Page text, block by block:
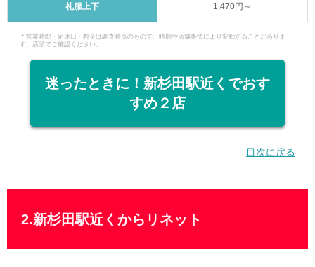
礼服上下 1,470円～
＊営業時間・定休日・料金は調査時点のもので、時期や店舗事情により変動することがありま
す。店頭でご確認ください。
迷ったときに！新杉田駅近くでおす
すめ２店
目次に戻る
2.新杉田駅近くからリネット